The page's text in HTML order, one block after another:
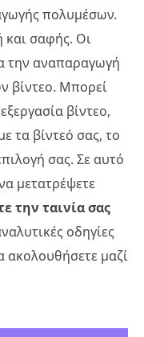
πολυμέσων.
και σαφής. Οι
την αναπαραγωγή
βίντεο. Μπορεί
βίντεο,
τα βίντεό σας, το
σας. Σε αυτό
μετατρέψετε
την ταινία σας
οδηγίες
ακολουθήσετε μαζί